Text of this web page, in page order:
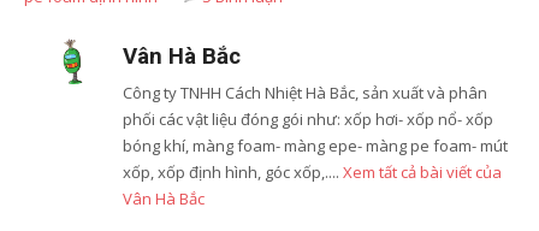
Vân Hà Bắc
Công ty TNHH Cách Nhiệt Hà Bắc, sản xuất và phân
phối các vật liệu đóng gói như: xốp hơi- xốp nổ- xốp
bóng khí, màng foam- màng epe- màng pe foam- mút
xốp, xốp định hình, góc xốp,.... Xem tất cả bài viết của
Vân Hà Bắc